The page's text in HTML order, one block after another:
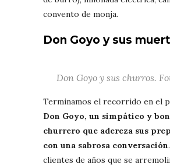
convento de monja.
Don Goyo y sus
Don Goyo y sus churros.
Terminamos el recorrido en el
Don Goyo, un simpático y
churrero que adereza sus
con una sabrosa conversación
clientes de años que se